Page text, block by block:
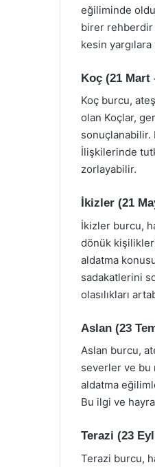
eğiliminde
birer rehberdir
kesin yargılara
Koç (21 Mart
Koç burcu,
olan Koçlar,
sonuçlanabilir.
İlişkilerinde
zorlayabilir.
İkizler (21
İkizler burcu,
dönük
aldatma
sadakatlerini
olasılıkları
Aslan (23
Aslan burcu,
severler ve bu
aldatma
Bu ilgi ve
Terazi (23
Terazi burcu,